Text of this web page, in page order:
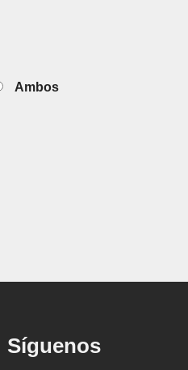
Ambos
Síguenos